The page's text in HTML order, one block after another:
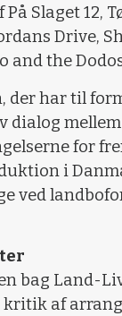
Slaget 12,
Drive,
and the
der har til
dialog
for
i
ved
bag Land-
kritik af